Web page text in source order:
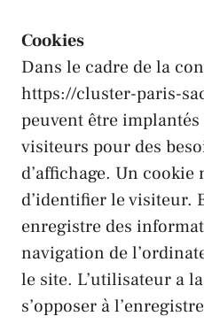
Cookies
Dans le cadre de la
https://cluster-paris-
peuvent être
visiteurs pour des
d’affichage. Un cookie
d’identifier le visiteur.
enregistre des
navigation de
le site. L’utilisateur a
s’opposer à